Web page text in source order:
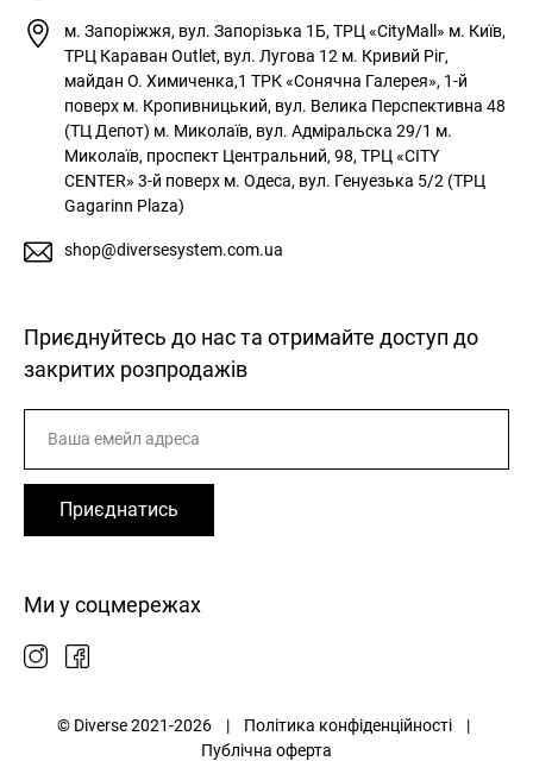
м. Запоріжжя, вул. Запорізька 1Б, ТРЦ «CityMall» м. Київ,
ТРЦ Караван Outlet, вул. Лугова 12 м. Кривий Ріг,
майдан О. Химиченка,1 ТРК «Сонячна Галерея», 1-й
поверх м. Кропивницький, вул. Велика Перспективна 48
(ТЦ Депот) м. Миколаїв, вул. Адміральска 29/1 м.
Миколаїв, проспект Центральний, 98, ТРЦ «CITY
CENTER» 3-й поверх м. Одеса, вул. Генуезька 5/2 (ТРЦ
Gagarinn Plaza)
shop@diversesystem.com.ua
Приєднуйтесь до нас та отримайте доступ до
закритих розпродажів
Приєднатись
Ми у соцмережах
© Diverse 2021-2026 | Політика конфіденційності|
Публічна оферта
Register
Увійти